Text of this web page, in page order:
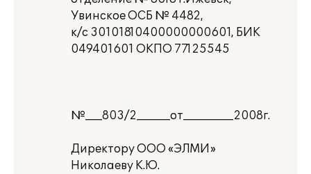
Увинское ОСБ № 4482,
к/с 30101810400000000601, БИК
049401601 ОКПО 77125545
№___803/2______от_________2008г.
Директору ООО «ЭЛМИ»
Николаеву К.Ю.